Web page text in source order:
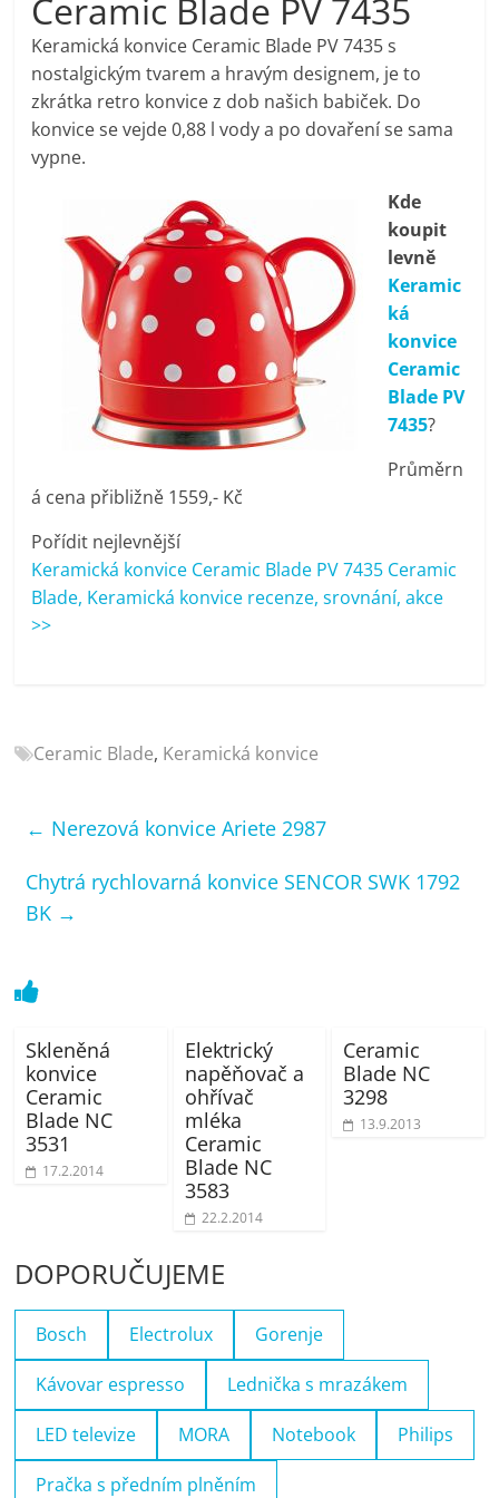
pračky,
televize,
notebooky,
mobilní
telefony,
kávovary,
bazény
elektronika
porovnání
Elektro
OK,
recenze,
pračky,
kávovary,
Ceramic Blade PV 7435
Keramická konvice Ceramic Blade PV 7435 s
nostalgickým tvarem a hravým designem, je to
zkrátka retro konvice z dob našich babiček. Do
konvice se vejde 0,88 l vody a po dovaření se sama
vypne.
Kde
koupit
levně
Keramic
ká
konvice
Ceramic
Blade PV
7435?
Průměrn
á cena přibližně 1559,- Kč
Pořídit nejlevnější
Keramická konvice Ceramic Blade PV 7435 Ceramic
Blade, Keramická konvice recenze, srovnání, akce
>>
Ceramic Blade, Keramická konvice
← Nerezová konvice Ariete 2987
Chytrá rychlovarná konvice SENCOR SWK 1792
BK →
Skleněná
konvice
Ceramic
Blade NC
3531
17.2.2014
Elektrický
napěňovač a
ohřívač
mléka
Ceramic
Blade NC
3583
22.2.2014
Ceramic
Blade NC
3298
13.9.2013
DOPORUČUJEME
Bosch Electrolux Gorenje
Kávovar espresso Lednička s mrazákem
LED televize MORA Notebook Philips
Pračka s předním plněním